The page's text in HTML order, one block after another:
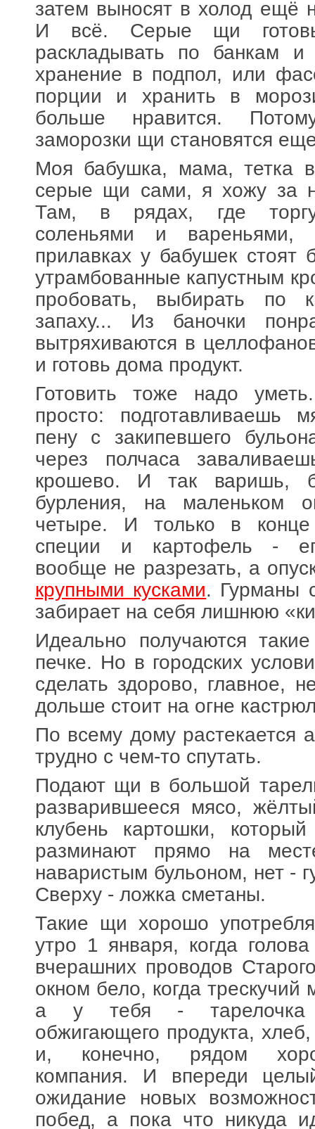
затем выносят в холод ещё
И всё. Серые щи
раскладывать по банкам и
хранение в подпол, или
порции и хранить в
больше нравится.
заморозки щи становятся
Моя бабушка, мама, тетка
серые щи сами, я хожу за
Там, в рядах, где
соленьями и
прилавках у бабушек стоят
утрамбованные капустным
пробовать, выбирать по
запаху... Из баночки
вытряхиваются в
и готовь дома продукт.
Готовить тоже надо
просто: подготавливаешь
пену с закипевшего
через полчаса
крошево. И так варишь,
бурления, на маленьком
четыре. И только в
специи и картофель -
вообще не разрезать, а
крупными кусками. Гурманы
забирает на себя лишнюю
Идеально получаются
печке. Но в городских
сделать здорово, главное,
дольше стоит на огне
По всему дому растекается
трудно с чем-то спутать.
Подают щи в большой
разварившееся мясо,
клубень картошки,
разминают прямо на
наваристым бульоном, нет -
Сверху - ложка сметаны.
Такие щи хорошо
утро 1 января, когда
вчерашних проводов
окном бело, когда трескучий
а у тебя - тарелочка
обжигающего продукта,
и, конечно, рядом
компания. И впереди
ожидание новых
побед, а пока что никуда